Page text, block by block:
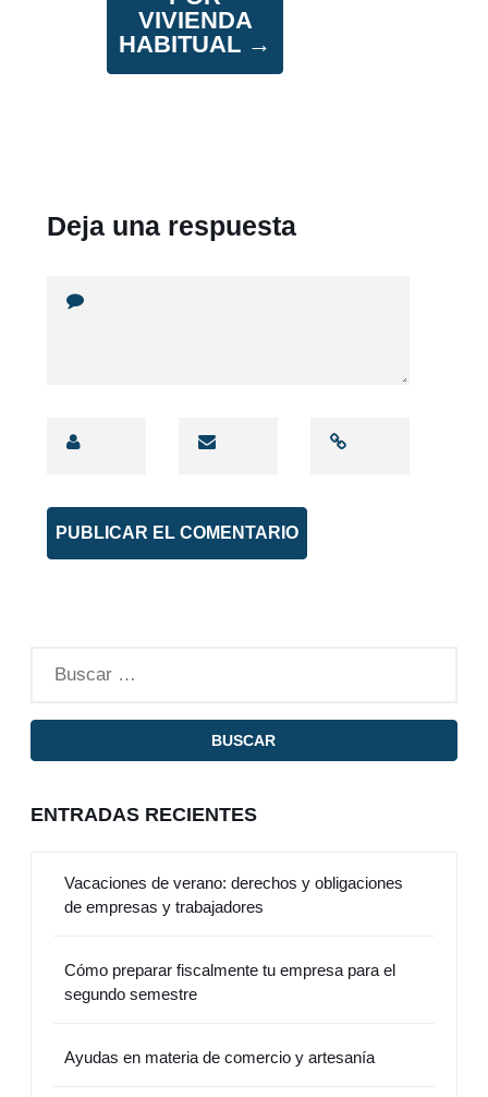
VIVIENDA
HABITUAL →
Deja una respuesta
ENTRADAS RECIENTES
Vacaciones de verano: derechos y obligaciones
de empresas y trabajadores
Cómo preparar fiscalmente tu empresa para el
segundo semestre
Ayudas en materia de comercio y artesanía